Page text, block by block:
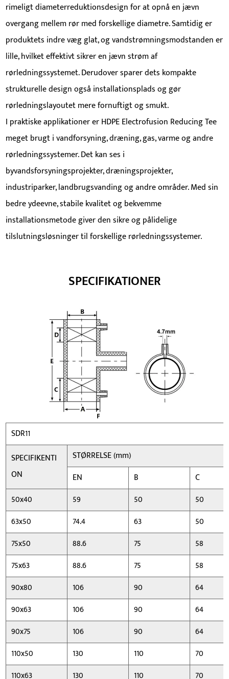
rimeligt diameterreduktionsdesign for at opnå en jævn
overgang mellem rør med forskellige diametre. Samtidig er
produktets indre væg glat, og vandstrømningsmodstanden er
lille, hvilket effektivt sikrer en jævn strøm af
rørledningssystemet. Derudover sparer dets kompakte
strukturelle design også installationsplads og gør
rørledningslayoutet mere fornuftigt og smukt.
I praktiske applikationer er HDPE Electrofusion Reducing Tee
meget brugt i vandforsyning, dræning, gas, varme og andre
rørledningssystemer. Det kan ses i
byvandsforsyningsprojekter, dræningsprojekter,
industriparker, landbrugsvanding og andre områder. Med sin
bedre ydeevne, stabile kvalitet og bekvemme
installationsmetode giver den sikre og pålidelige
tilslutningsløsninger til forskellige rørledningssystemer.
SPECIFIKATIONER
SDR11
SPECIFIKENTI
ON
STØRRELSE (mm)
EN
B
C
50x40
59 50
50
63x50
74.4 63
50
75x50
88.6 75
58
75x63
88.6 75
58
90x80
106 90
64
90x63
106 90
64
90x75
106 90
64
110x50
130 110
70
110x63
130 110 70